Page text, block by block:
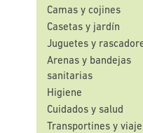
Camas y cojines
Casetas y jardín
Juguetes y
Arenas y bandejas
sanitarias
Higiene
Cuidados y salud
Transportines y viaje